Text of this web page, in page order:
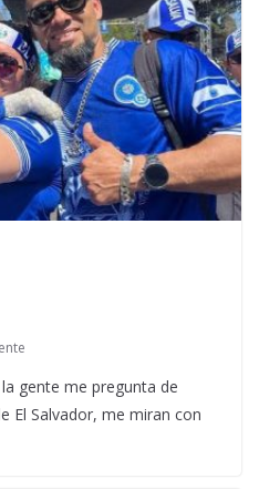
gente me pregunta de
El Salvador, me miran con